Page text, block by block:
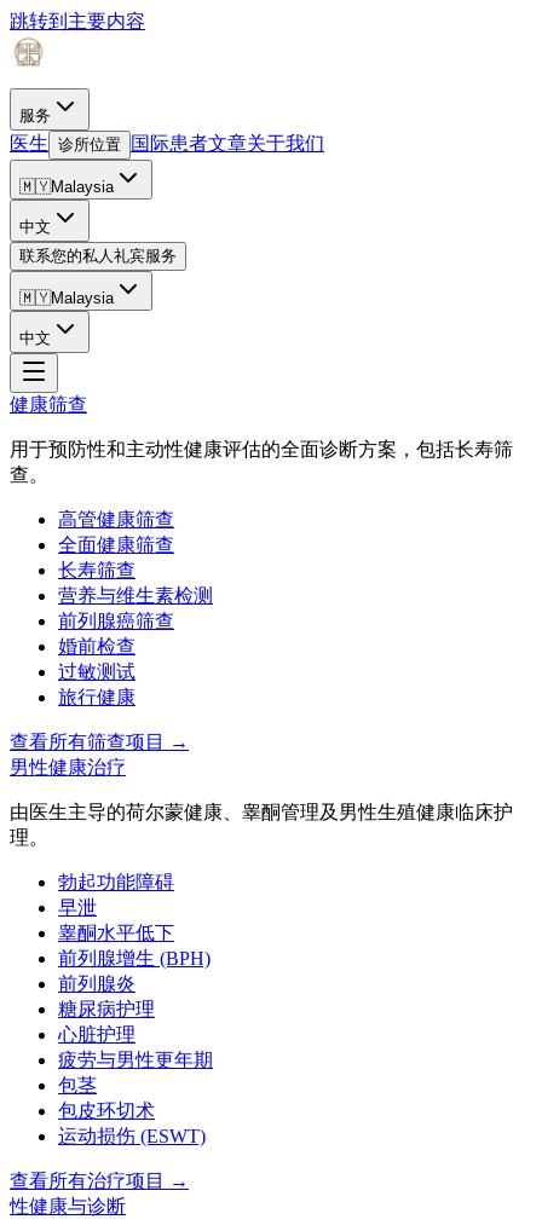
跳转到主要内容
服务
医生 诊所位置 国际患者文章关于我们
🇲🇾Malaysia
中文
联系您的私人礼宾服务
🇲🇾Malaysia
中文
健康筛查
用于预防性和主动性健康评估的全面诊断方案，包括长寿筛
查。
高管健康筛查
全面健康筛查
长寿筛查
营养与维生素检测
前列腺癌筛查
婚前检查
过敏测试
旅行健康
查看所有筛查项目
→
男性健康治疗
由医生主导的荷尔蒙健康、睾酮管理及男性生殖健康临床护
理。
勃起功能障碍
早泄
睾酮水平低下
前列腺增生 (BPH)
前列腺炎
糖尿病护理
心脏护理
疲劳与男性更年期
包茎
包皮环切术
运动损伤 (ESWT)
查看所有治疗项目
→
性健康与诊断